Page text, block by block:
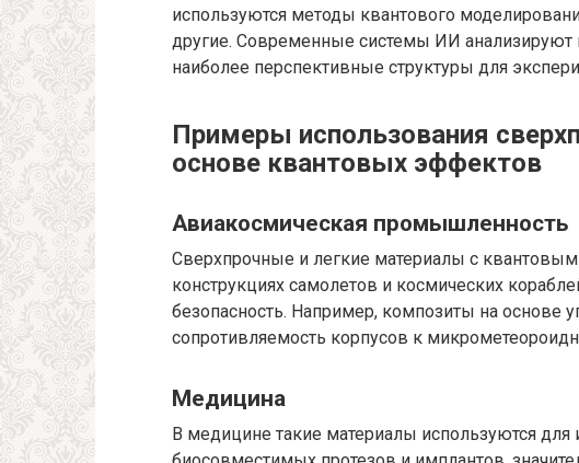
используются методы квантового
другие. Современные системы ИИ
наиболее перспективные структуры для
Примеры использования
основе квантовых эффектов
Авиакосмическая промышленность
Сверхпрочные и легкие материалы с
конструкциях самолетов и космических
безопасность. Например, композиты на основе
сопротивляемость корпусов к
Медицина
В медицине такие материалы используются для